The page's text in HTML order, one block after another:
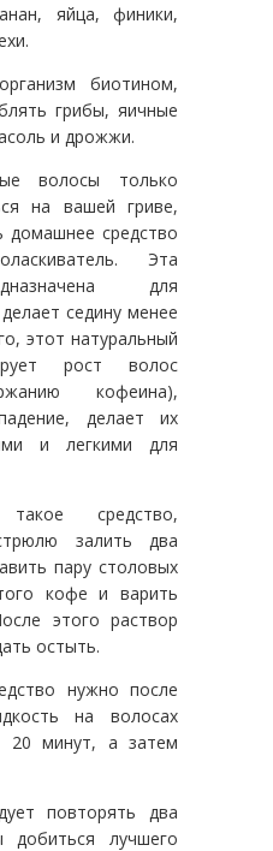
яйца, финики,
биотином,
грибы, яичные
и дрожжи.
волосы только
на вашей гриве,
средство
Эта
для
седину менее
этот натуральный
рост волос
кофеина),
делает их
и легкими для
средство,
залить два
пару столовых
кофе и варить
этого раствор
остыть.
нужно после
на волосах
20 минут, а затем
повторять два
лучшего